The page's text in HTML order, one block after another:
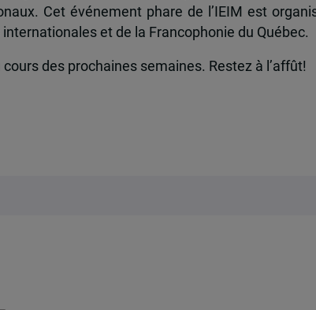
Cet événement phare de l’IEIM est
et de la Francophonie du Québec.
des prochaines semaines. Restez à l’affût!